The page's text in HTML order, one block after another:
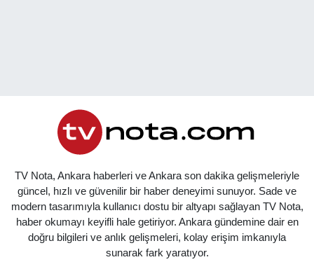
TV Nota, Ankara haberleri ve Ankara son dakika gelişmeleriyle
güncel, hızlı ve güvenilir bir haber deneyimi sunuyor. Sade ve
modern tasarımıyla kullanıcı dostu bir altyapı sağlayan TV Nota,
haber okumayı keyifli hale getiriyor. Ankara gündemine dair en
doğru bilgileri ve anlık gelişmeleri, kolay erişim imkanıyla
sunarak fark yaratıyor.